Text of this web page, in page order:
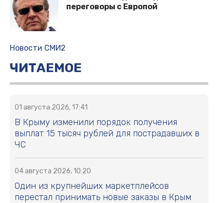
переговоры с Европой
Новости СМИ2
ЧИТАЕМОЕ
01 августа 2026, 17:41
В Крыму изменили порядок получения
выплат 15 тысяч рублей для пострадавших в
ЧС
04 августа 2026, 10:20
Один из крупнейших маркетплейсов
перестал принимать новые заказы в Крым